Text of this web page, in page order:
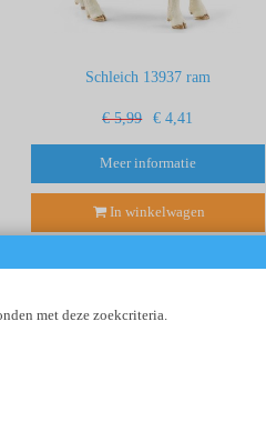
met deze zoekcriteria.
Schleich 13937 ram
€ 5,99 € 4,41
Meer informatie
In winkelwagen